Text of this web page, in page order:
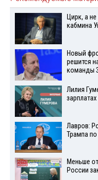
Цирк, а
кабмина
Новый
решится
команды
Лилия
Лавров:
Трампа
Меньше
России